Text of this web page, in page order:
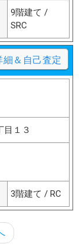
9階建て /
SRC
細＆自己査定
目１３
3階建て / RC